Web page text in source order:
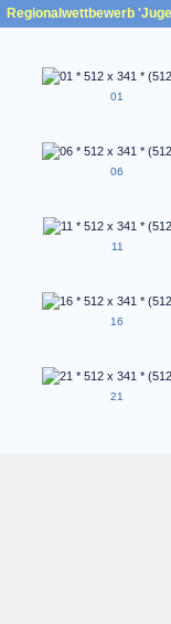
Regionalwettbewerb
01
06
11
16
21